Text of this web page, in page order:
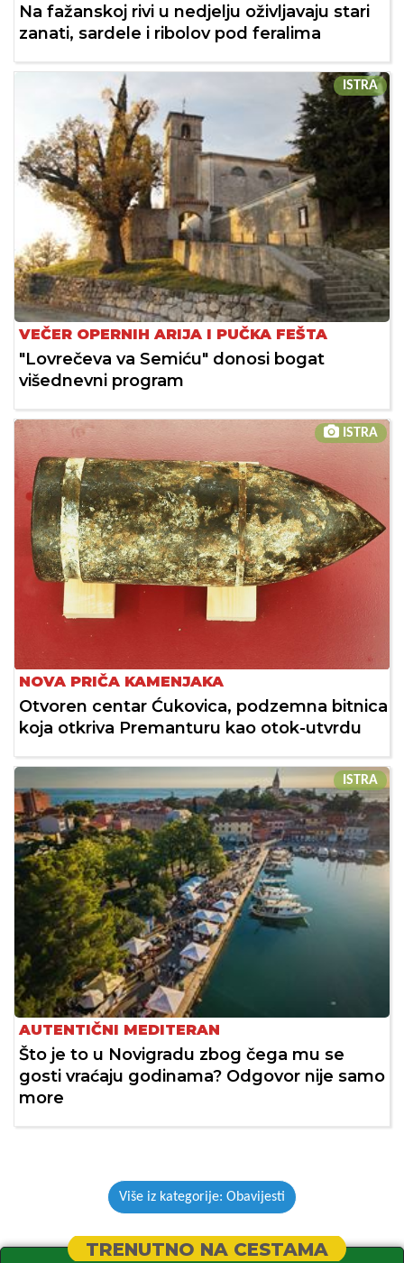
Na fažanskoj rivi u nedjelju oživljavaju stari
zanati, sardele i ribolov pod feralima
ISTRA
VEČER OPERNIH ARIJA I PUČKA FEŠTA
"Lovrečeva va Semiću" donosi bogat
višednevni program
ISTRA
NOVA PRIČA KAMENJAKA
Otvoren centar Ćukovica, podzemna bitnica
koja otkriva Premanturu kao otok-utvrdu
ISTRA
AUTENTIČNI MEDITERAN
Što je to u Novigradu zbog čega mu se
gosti vraćaju godinama? Odgovor nije samo
more
Više iz kategorije: Obavijesti
TRENUTNO NA CESTAMA